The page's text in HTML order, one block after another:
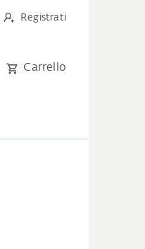
Registrati
Carrello